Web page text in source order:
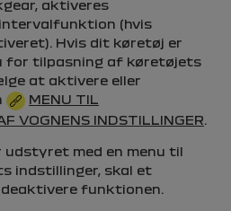
aktiveres
(hvis
Hvis dit køretøj er
for tilpasning af køretøjets
at aktivere eller
MENU TIL
VOGNENS INDSTILLINGER
med en menu til
indstillinger, skal et
funktionen.